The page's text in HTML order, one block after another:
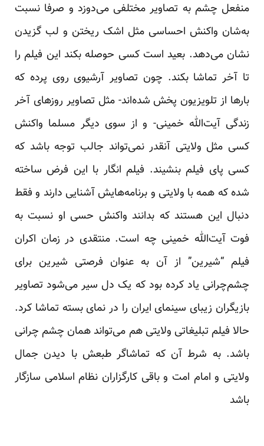
منفعل چشم به تصاویر مختلفی می‌دوزد و صرفا نسبت
به‌شان واکنش احساسی مثل اشک ریختن و لب گزیدن
نشان می‌دهد. بعید است کسی حوصله بکند این فیلم را
تا آخر تماشا بکند. چون تصاویر آرشیوی روی پرده که
بارها از تلویزیون پخش شده‌اند- مثل تصاویر روزهای آخر
زندگی آیت‌الله خمینی- و از سوی دیگر مسلما واکنش
کسی مثل ولایتی آنقدر نمی‌تواند جالب توجه باشد که
کسی پای فیلم بنشیند. فیلم انگار با این فرض ساخته
شده که همه با ولایتی و برنامه‌هایش آشنایی دارند و فقط
دنبال این هستند که بدانند واکنش حسی او نسبت به
فوت آیت‌الله خمینی چه است. منتقدی در زمان اکران
فیلم “شیرین” از آن به عنوان فرصتی شیرین برای
چشم‌چرانی یاد کرده بود که یک دل سیر می‌شود تصاویر
بازیگران زیبای سینمای ایران را در نمای بسته تماشا کرد.
حالا فیلم تبلیغاتی ولایتی هم می‌تواند همان چشم چرانی
باشد. به شرط آن که تماشاگر طبعش با دیدن جمال
ولایتی و امام امت و باقی کارگزاران نظام اسلامی سازگار
باشد